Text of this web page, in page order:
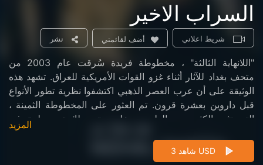
السراب الاخير
شريط اعلاني أضف لقائمتي نشر
"اللانهاية الثالثة" ، مخطوطة فريدة سُرقت عام 2003 من
متحف بغداد للآثار أثناء غزو القوات الأمريكية للعراق. تشهد هذه
الوثيقة على أن عرب العصر الذهبي اكتشفوا نظرية تطور الأنواع
قبل داروين بعشرة قرون. تم العثور على المخطوطة الثمينة ،
التي تثير الكثير من الطمع ، على متن طائرة محطمة في
الصحراء التونسية. خمس شخصيات ، سيواجهون بعضهم البعض
في مبارزة بين الأشقاء.
المزيد
شاهد 3 USD